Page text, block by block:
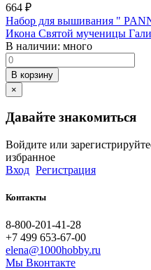
664 ₽
Набор для вышивания "
Икона Святой мученицы
В наличии: много
В корзину
×
Давайте знакомиться
Войдите или
избранное
Вход Регистрация
Контакты
8-800-201-41-28
+7 499 653-67-00
elena@1000hobby.ru
Мы Вконтакте